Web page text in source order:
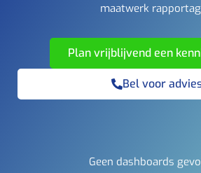
maatwerk
Plan vrijblijvend een
Bel voor
Geen dashboards